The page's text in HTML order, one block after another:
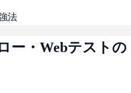
法
ー・Webテストの